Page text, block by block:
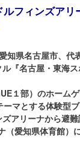
フィンズアリ
知県名古屋市、代
『名古屋・東海
１部）のホーム
マとする体験型
アリーナから避
（愛知県体育館）